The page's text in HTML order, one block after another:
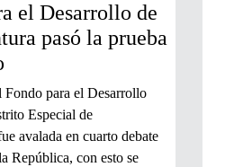
el Desarrollo de
pasó la prueba
Fondo para el Desarrollo
Especial de
avalada en cuarto debate
República, con esto se